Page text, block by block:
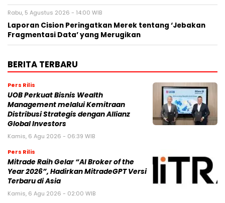
Rabu, 5 Agustus 2026 - 14:00 WIB
Laporan Cision Peringatkan Merek tentang ‘Jebakan
Fragmentasi Data’ yang Merugikan
BERITA TERBARU
Pers Rilis
UOB Perkuat Bisnis Wealth
Management melalui Kemitraan
Distribusi Strategis dengan Allianz
Global Investors
Kamis, 6 Agu 2026 - 06:39 WIB
Pers Rilis
Mitrade Raih Gelar “AI Broker of the
Year 2026”, Hadirkan MitradeGPT Versi
Terbaru di Asia
Kamis, 6 Agu 2026 - 02:00 WIB